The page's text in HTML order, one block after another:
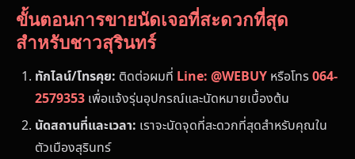
ขั้นตอนการขายนัดเจอที่สะดวกที่สุด
สำหรับชาวสุรินทร์
ทักไลน์/โทรคุย: ติดต่อผมที่ Line: @WEBUY หรือโทร064-
2579353 เพื่อแจ้งรุ่นอุปกรณ์และนัดหมายเบื้องต้น
นัดสถานที่และเวลา: เราจะนัดจุดที่สะดวกที่สุดสำหรับคุณใน
ตัวเมืองสุรินทร์